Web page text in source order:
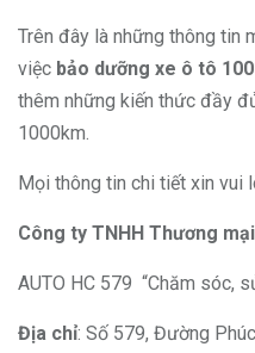
Trên đây là những thông tin
việc bảo dưỡng xe ô tô
thêm những kiến thức đầy
1000km.
Mọi thông tin chi tiết xin vui
Công ty TNHH Thương
AUTO HC 579 “Chăm sóc,
Địa chỉ: Số 579, Đường